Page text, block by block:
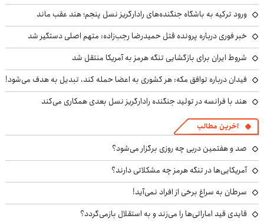
ورود ترکیه به باشگاه جنگنده‌های رادارگریز نسل پنجم؛ هند عقب ماند
خبر فوری درباره پرونده قتل حمیدرضا رجب‌زاده: متهم اصلی دستگیر شد
شروط ایران برای بازگشایی تنگه هرمز به آمریکا منتقل شد
فیدان درباره توافق مکه: هر کشوری به اعضا حمله کند، تبدیل به هدف می‌شود!
هند با فرانسه در تولید جنگنده رادارگریز نسل بعدی همکاری می‌کند
آخرین مطالب
صد و هفتمین دربی چه روزی برگزار می‌شود؟
آمریکایی‌ها در تنگه هرمز چه مشکلاتی دارند؟
سرطان به سراغ برخی از افراد نمی‌آید!
قایدی قید اماراتی‌ها را می‌زند و به استقلال بازمی‌گردد؟